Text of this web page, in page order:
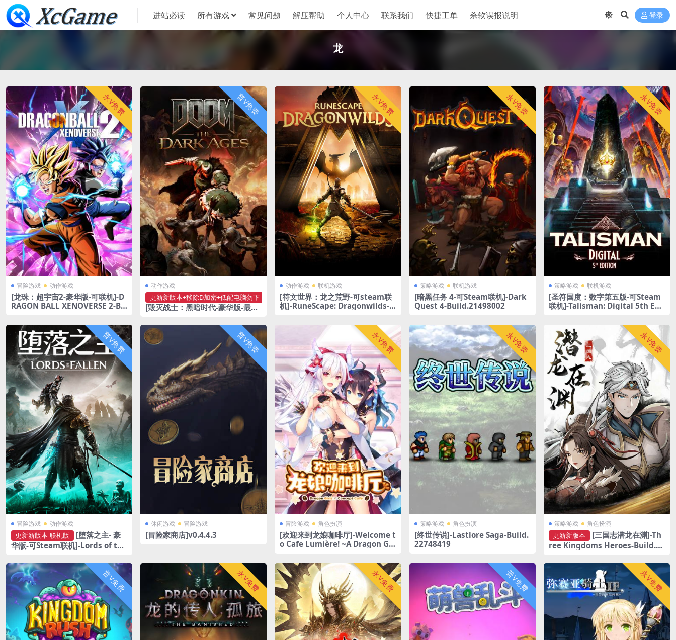
进站必读 所有游戏 常见问题 解压帮助 个人中心 联系我们 快捷工单 杀软误报说明 登录
龙
永V免费
冒险游戏 动作游戏
[龙珠：超宇宙2-豪华版-可联机]-D
RAGON BALL XENOVERSE 2-Bu
普V免费
动作游戏
更新新版本+移除D加密+低配电脑勿下
[毁灭战士：黑暗时代-豪华版-最低
Dark Ages – Digital Premium
Upgrade-Build.23888600
永V免费
动作游戏 联机游戏
[符文世界：龙之荒野-可steam联
机]-RuneScape: Dragonwilds-B
永V免费
策略游戏 联机游戏
[暗黑任务 4-可Steam联机]-Dark
Quest 4-Build.21498002
永V免费
策略游戏 联机游戏
[圣符国度：数字第五版-可Steam
联机]-Talisman: Digital 5th Edi
普V免费
冒险游戏 动作游戏
更新新版本-联机版
[堕落之主- 豪
华版-可Steam联机]-Lords of the
4
普V免费
休闲游戏 冒险游戏
[冒险家商店]v0.4.4.3
永V免费
冒险游戏 角色扮演
[欢迎来到龙娘咖啡厅]-Welcome t
o Cafe Lumière! ~A Dragon Gir
永V免费
策略游戏 角色扮演
[终世传说]-Lastlore Saga-Build.
22748419
永V免费
策略游戏 角色扮演
更新新版本
[三国志潜龙在渊]-Th
ree Kingdoms Heroes-Build.20
普V免费 永V免费 永V免费 普V免费 永V免费